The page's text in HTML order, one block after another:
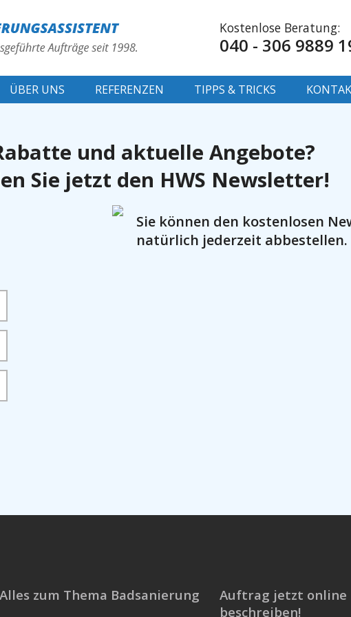
Kostenlose Beratung:
040 - 306 9889
ÜBER UNS REFERENZEN TIPPS & TRICKS
und aktuelle Angebote?
Sie jetzt den HWS Newsletter!
Sie können den kostenlosen
natürlich jederzeit abbestellen.
Alles zum Thema Badsanierung
Auftrag jetzt online
beschreiben!